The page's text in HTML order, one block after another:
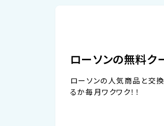
ローソンの無料ク
ローソンの人気商品と交
るか毎月ワクワク！！